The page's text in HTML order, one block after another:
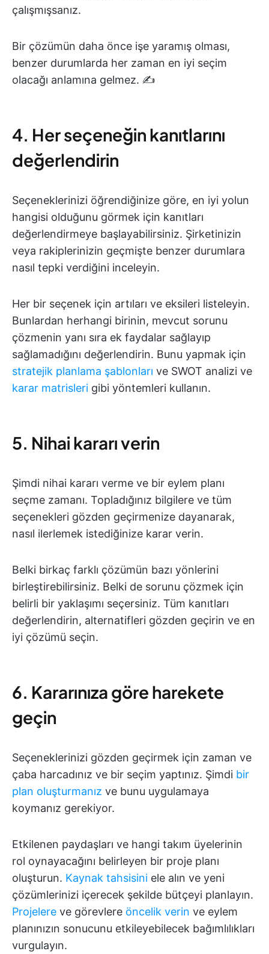
çalışmışsanız.
Bir çözümün daha önce işe yaramış olması,
benzer durumlarda her zaman en iyi seçim
olacağı anlamına gelmez. ✍️
4. Her seçeneğin kanıtlarını
değerlendirin
Seçeneklerinizi öğrendiğinize göre, en iyi yolun
hangisi olduğunu görmek için kanıtları
değerlendirmeye başlayabilirsiniz. Şirketinizin
veya rakiplerinizin geçmişte benzer durumlara
nasıl tepki verdiğini inceleyin.
Her bir seçenek için artıları ve eksileri listeleyin.
Bunlardan herhangi birinin, mevcut sorunu
çözmenin yanı sıra ek faydalar sağlayıp
sağlamadığını değerlendirin. Bunu yapmak için
stratejik planlama şablonları ve SWOT analizi ve
karar matrisleri gibi yöntemleri kullanın.
5. Nihai kararı verin
Şimdi nihai kararı verme ve bir eylem planı
seçme zamanı. Topladığınız bilgilere ve tüm
seçenekleri gözden geçirmenize dayanarak,
nasıl ilerlemek istediğinize karar verin.
Belki birkaç farklı çözümün bazı yönlerini
birleştirebilirsiniz. Belki de sorunu çözmek için
belirli bir yaklaşımı seçersiniz. Tüm kanıtları
değerlendirin, alternatifleri gözden geçirin ve en
iyi çözümü seçin.
6. Kararınıza göre harekete
geçin
Seçeneklerinizi gözden geçirmek için zaman ve
çaba harcadınız ve bir seçim yaptınız. Şimdi bir
plan oluşturmanız ve bunu uygulamaya
koymanız gerekiyor.
Etkilenen paydaşları ve hangi takım üyelerinin
rol oynayacağını belirleyen bir proje planı
oluşturun. Kaynak tahsisini ele alın ve yeni
çözümlerinizi içerecek şekilde bütçeyi planlayın.
Projelere ve görevlere öncelik verin ve eylem
planınızın sonucunu etkileyebilecek bağımlılıkları
vurgulayın.